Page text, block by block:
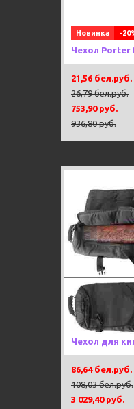
Новинка -
Чехол Porter
21,56 бел.руб.
26,79 бел.руб.
753,90 руб.
936,80 руб.
Новинка -20%
Чехол для
86,64 бел.руб.
108,03 бел.руб.
3 029,40 руб.